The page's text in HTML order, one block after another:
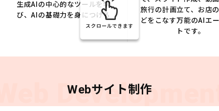
生成AIの中心的なツールを学
び、AIの基礎力を身につける
旅行の計画立て、お店
どをこなす万能のAIエ
トです。
スクロールできます
Webサイト制作